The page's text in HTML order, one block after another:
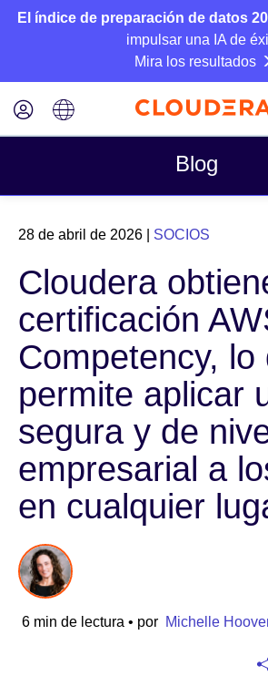
El índice de preparación de datos
impulsar una IA de
Mira los resultados
Blog
Temas
Business
Técnico
Socios
Sector
Servicios financieros
Seguros
Telecomunicaciones
28 de abril de 2026 SOCIOS
Cloudera
certificación
Competency, lo
permite aplicar
segura y de
empresarial a
en cualquier
6 min de lectura • por Michelle